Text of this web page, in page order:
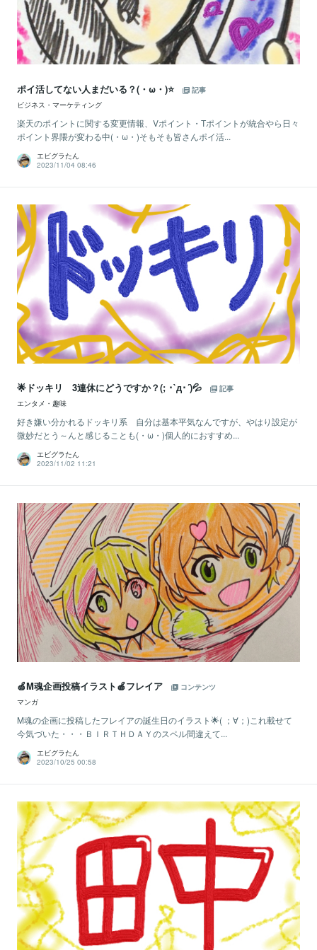
ポイ活してない人まだいる？(・ω・)⭐
記事
ビジネス・マーケティング
楽天のポイントに関する変更情報、Vポイント・Tポイントが統合やら日々
ポイント界隈が変わる中(・ω・)そもそも皆さんポイ活...
エビグラたん
2023/11/04 08:46
🌟ドッキリ 3連休にどうですか？(; ･`д･´)💦
記事
エンタメ・趣味
好き嫌い分かれるドッキリ系 自分は基本平気なんですが、やはり設定が
微妙だとう～んと感じることも(・ω・)個人的におすすめ...
エビグラたん
2023/11/02 11:21
🍏M魂企画投稿イラスト🍎フレイア
コンテンツ
マンガ
M魂の企画に投稿したフレイアの誕生日のイラスト🌟( ；∀；)これ載せて
今気づいた・・・ＢＩＲＴＨＤＡＹのスペル間違えて...
エビグラたん
2023/10/25 00:58